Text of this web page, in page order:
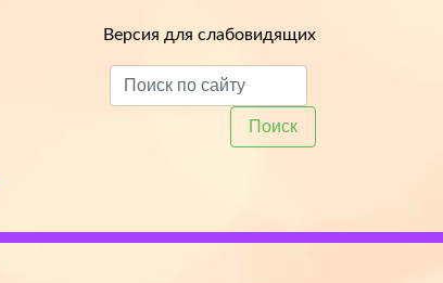
Версия для слабовидящих
Поиск